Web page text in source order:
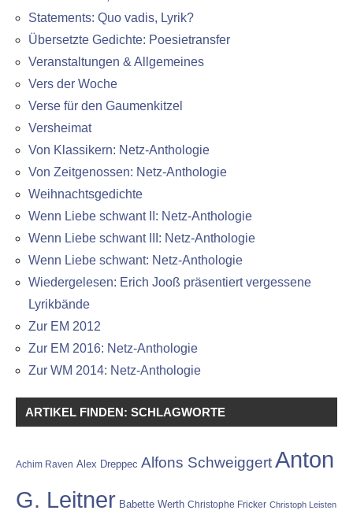
Statements: Quo vadis, Lyrik?
Übersetzte Gedichte: Poesietransfer
Veranstaltungen & Allgemeines
Vers der Woche
Verse für den Gaumenkitzel
Versheimat
Von Klassikern: Netz-Anthologie
Von Zeitgenossen: Netz-Anthologie
Weihnachtsgedichte
Wenn Liebe schwant II: Netz-Anthologie
Wenn Liebe schwant III: Netz-Anthologie
Wenn Liebe schwant: Netz-Anthologie
Wiedergelesen: Erich Jooß präsentiert vergessene
Lyrikbände
Zur EM 2012
Zur EM 2016: Netz-Anthologie
Zur WM 2014: Netz-Anthologie
ARTIKEL FINDEN: SCHLAGWORTE
Achim Raven Alex Dreppec Alfons SchweiggertAnton
G. Leitner Babette Werth Christophe Fricker Christoph Leisten